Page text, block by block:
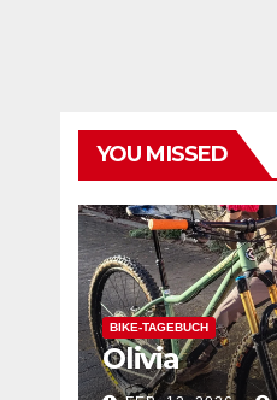
YOU MISSED
BIKE-TAGEBUCH
Olivia